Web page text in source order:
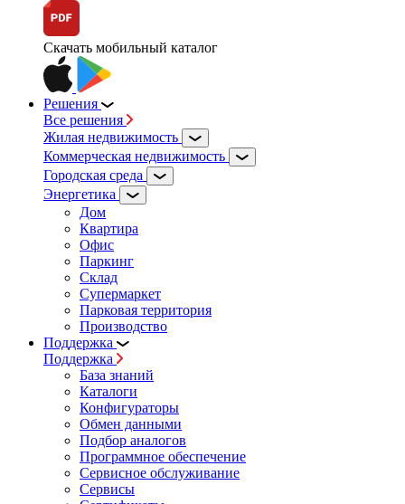
Скачать мобильный каталог
Решения
Все решения
Жилая недвижимость
Коммерческая недвижимость
Городская среда
Энергетика
Дом
Квартира
Офис
Паркинг
Склад
Супермаркет
Парковая территория
Производство
Поддержка
Поддержка
База знаний
Каталоги
Конфигураторы
Обмен данными
Подбор аналогов
Программное обеспечение
Сервисное обслуживание
Сервисы